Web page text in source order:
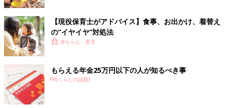
【現役保育士がアドバイス】食事、お出かけ、着替え
の“イヤイヤ”対処法
赤ちゃん・育児
もらえる年金25万円以下の人が知るべき事
PR(くらしの話題)